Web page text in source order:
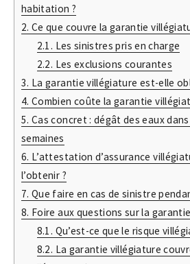
habitation ?
2. Ce que couvre la garantie
2.1. Les sinistres pris en charge
2.2. Les exclusions courantes
3. La garantie villégiature est-elle
4. Combien coûte la garantie
5. Cas concret : dégât des eaux
semaines
6. L’attestation d’assurance
l’obtenir ?
7. Que faire en cas de sinistre
8. Foire aux questions sur la
8.1. Qu’est-ce que le risque
8.2. La garantie villégiature